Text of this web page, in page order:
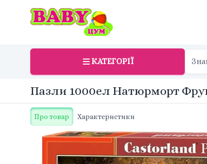
КАТЕГОРІЇ
Пазли 1000ел Натюрморт
Про товар Характеристики